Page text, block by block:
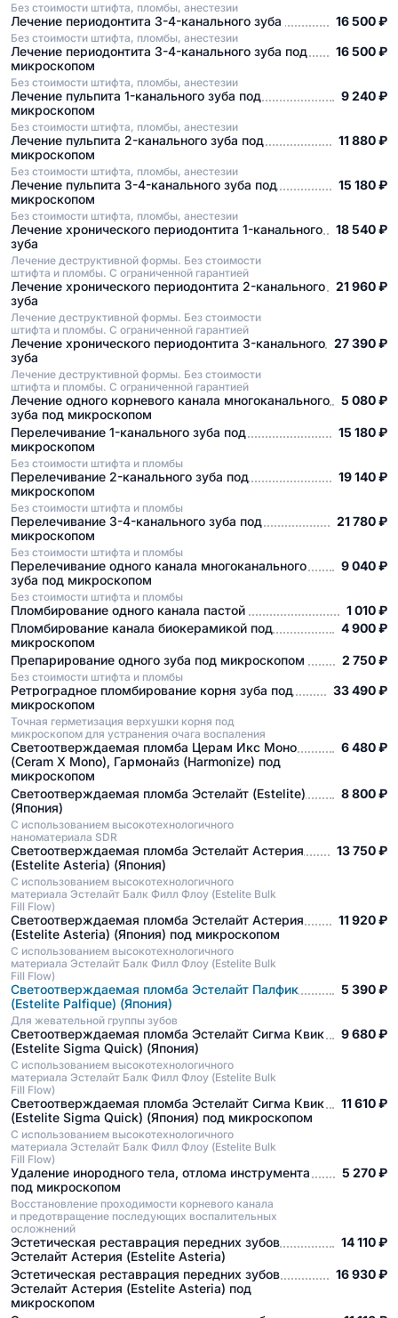
Без стоимости штифта, пломбы, анестезии
Лечение периодонтита 3-4-канального зуба
Без стоимости штифта, пломбы, анестезии
16 500 ₽
Лечение периодонтита 3-4-канального зуба под
микроскопом
Без стоимости штифта, пломбы, анестезии
16 500 ₽
Лечение пульпита 1-канального зуба под
микроскопом
Без стоимости штифта, пломбы, анестезии
9 240 ₽
Лечение пульпита 2-канального зуба под
микроскопом
Без стоимости штифта, пломбы, анестезии
11 880 ₽
Лечение пульпита 3-4-канального зуба под
микроскопом
Без стоимости штифта, пломбы, анестезии
15 180 ₽
Лечение хронического периодонтита 1-канального
зуба
Лечение деструктивной формы. Без стоимости
штифта и пломбы. С ограниченной гарантией
18 540 ₽
Лечение хронического периодонтита 2-канального
зуба
Лечение деструктивной формы. Без стоимости
штифта и пломбы. С ограниченной гарантией
21 960 ₽
Лечение хронического периодонтита 3-канального
зуба
Лечение деструктивной формы. Без стоимости
штифта и пломбы. С ограниченной гарантией
27 390 ₽
Лечение одного корневого канала многоканального
зуба под микроскопом
5 080 ₽
Перелечивание 1-канального зуба под
микроскопом
Без стоимости штифта и пломбы
15 180 ₽
Перелечивание 2-канального зуба под
микроскопом
Без стоимости штифта и пломбы
19 140 ₽
Перелечивание 3-4-канального зуба под
микроскопом
Без стоимости штифта и пломбы
21 780 ₽
Перелечивание одного канала многоканального
зуба под микроскопом
Без стоимости штифта и пломбы
9 040 ₽
Пломбирование одного канала пастой
1 010 ₽
Пломбирование канала биокерамикой под
микроскопом
4 900 ₽
Препарирование одного зуба под микроскопом
Без стоимости штифта и пломбы
2 750 ₽
Ретроградное пломбирование корня зуба под
микроскопом
Точная герметизация верхушки корня под
микроскопом для устранения очага воспаления
33 490 ₽
Светоотверждаемая пломба Церам Икс Моно
(Ceram X Mono), Гармонайз (Harmonize) под
микроскопом
6 480 ₽
Светоотверждаемая пломба Эстелайт (Estelite)
(Япония)
С использованием высокотехнологичного
наноматериала SDR
8 800 ₽
Светоотверждаемая пломба Эстелайт Астерия
(Estelite Asteria) (Япония)
С использованием высокотехнологичного
материала Эстелайт Балк Филл Флоу (Estelite Bulk
Fill Flow)
13 750 ₽
Светоотверждаемая пломба Эстелайт Астерия
(Estelite Asteria) (Япония) под микроскопом
С использованием высокотехнологичного
материала Эстелайт Балк Филл Флоу (Estelite Bulk
Fill Flow)
11 920 ₽
Светоотверждаемая пломба Эстелайт Палфик
(Estelite Palfique) (Япония)
Для жевательной группы зубов
5 390 ₽
Светоотверждаемая пломба Эстелайт Сигма Квик
(Estelite Sigma Quick) (Япония)
С использованием высокотехнологичного
материала Эстелайт Балк Филл Флоу (Estelite Bulk
Fill Flow)
9 680 ₽
Светоотверждаемая пломба Эстелайт Сигма Квик
(Estelite Sigma Quick) (Япония) под микроскопом
С использованием высокотехнологичного
материала Эстелайт Балк Филл Флоу (Estelite Bulk
Fill Flow)
11 610 ₽
Удаление инородного тела, отлома инструмента
под микроскопом
Восстановление проходимости корневого канала
и предотвращение последующих воспалительных
осложнений
5 270 ₽
Эстетическая реставрация передних зубов
Эстелайт Астерия (Estelite Asteria)
14 110 ₽
Эстетическая реставрация передних зубов
Эстелайт Астерия (Estelite Asteria) под
микроскопом
16 930 ₽